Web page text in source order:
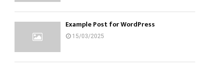
Example Post for WordPress
15/03/2025